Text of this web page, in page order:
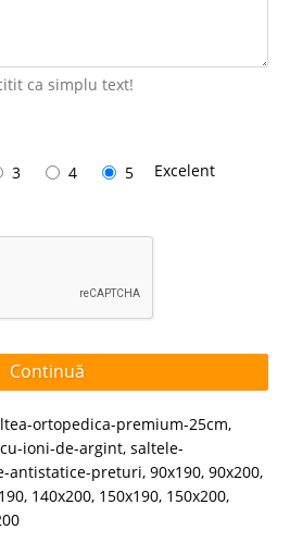
ca simplu text!
3 4 5 Excelent
Continuă
ortopedica-premium-25cm,
ioni-de-argint, saltele-
antistatice-preturi, 90x190, 90x200,
, 140x200, 150x190, 150x200,